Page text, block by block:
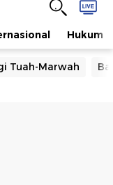
Hukum
Tuah-Marwah